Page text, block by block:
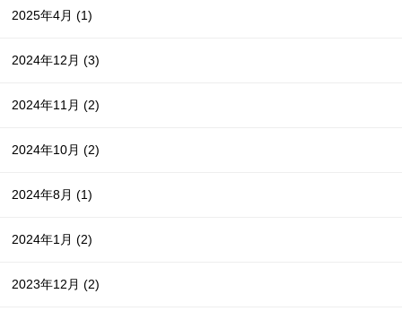
2025年4月(1)
2024年12月(3)
2024年11月(2)
2024年10月(2)
2024年8月(1)
2024年1月(2)
2023年12月(2)